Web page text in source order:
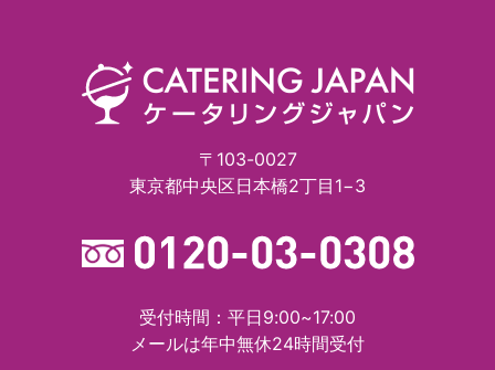
〒103-0027
東京都中央区日本橋2丁目1−3
受付時間：平日9:00~17:00
メールは年中無休24時間受付